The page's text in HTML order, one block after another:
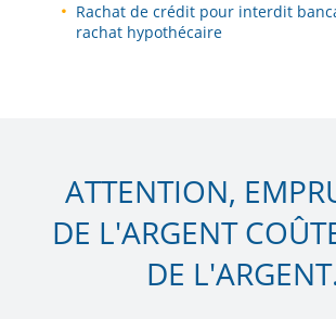
Rachat de crédit pour interdit
rachat hypothécaire
ATTENTION,
DE L'ARGENT
DE